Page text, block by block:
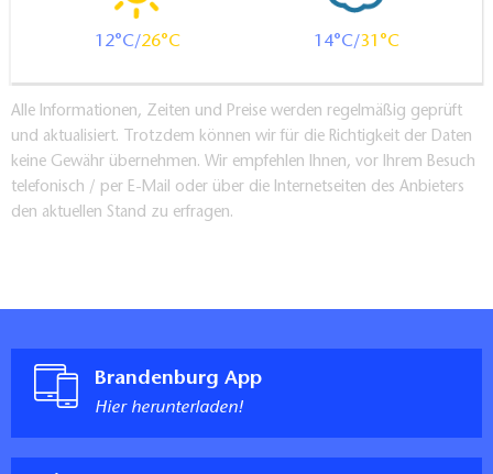
12 26 14 31
Alle Informationen, Zeiten und Preise werden regelmäßig geprüft
und aktualisiert. Trotzdem können wir für die Richtigkeit der Daten
keine Gewähr übernehmen. Wir empfehlen Ihnen, vor Ihrem Besuch
telefonisch / per E-Mail oder über die Internetseiten des Anbieters
den aktuellen Stand zu erfragen.
Brandenburg App
Hier herunterladen!